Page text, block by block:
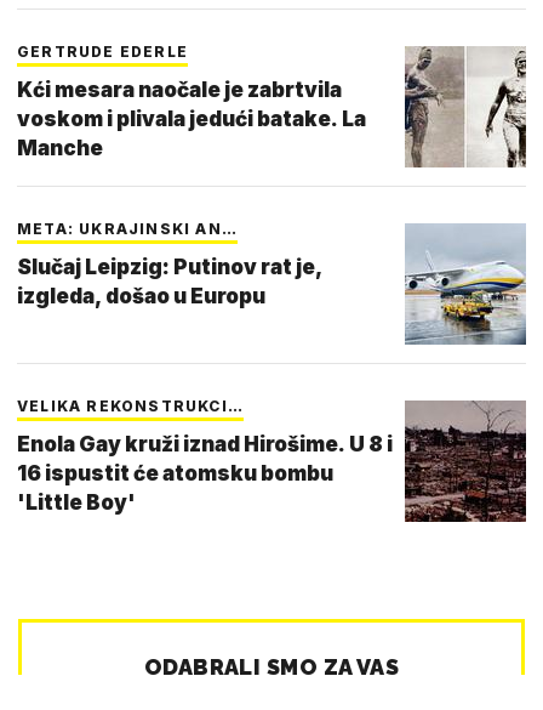
GERTRUDE EDERLE
Kći mesara naočale je zabrtvila
voskom i plivala jedući batake. La
Manche
META: UKRAJINSKI AN…
Slučaj Leipzig: Putinov rat je,
izgleda, došao u Europu
VELIKA REKONSTRUKCI…
Enola Gay kruži iznad Hirošime. U 8 i
16 ispustit će atomsku bombu
'Little Boy'